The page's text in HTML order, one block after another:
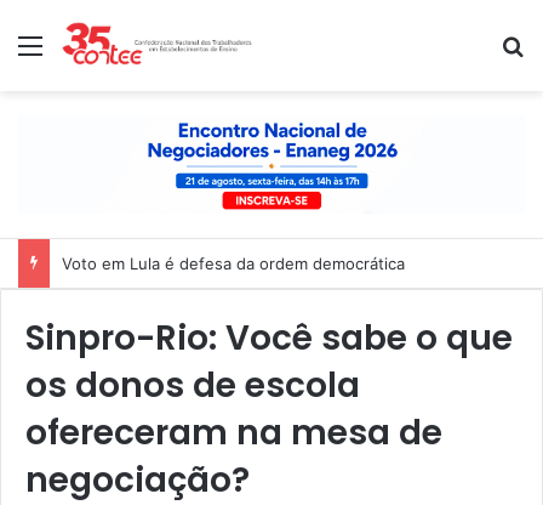
Menu
Voto em Lula é defesa da ordem democrática
Sinpro-Rio: Você sabe o que
os donos de escola
ofereceram na mesa de
negociação?